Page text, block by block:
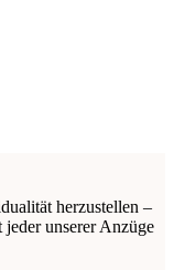
herzustellen –
jeder unserer Anzüge